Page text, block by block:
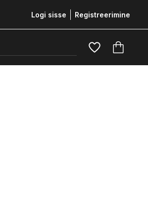
Logi sisse Registreerimine